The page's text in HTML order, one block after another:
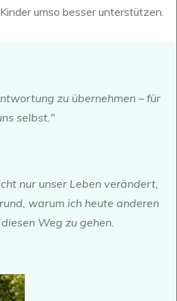
umso besser unterstützen.
zu übernehmen – für
selbst."
nur unser Leben verändert,
warum ich heute anderen
Weg zu gehen.